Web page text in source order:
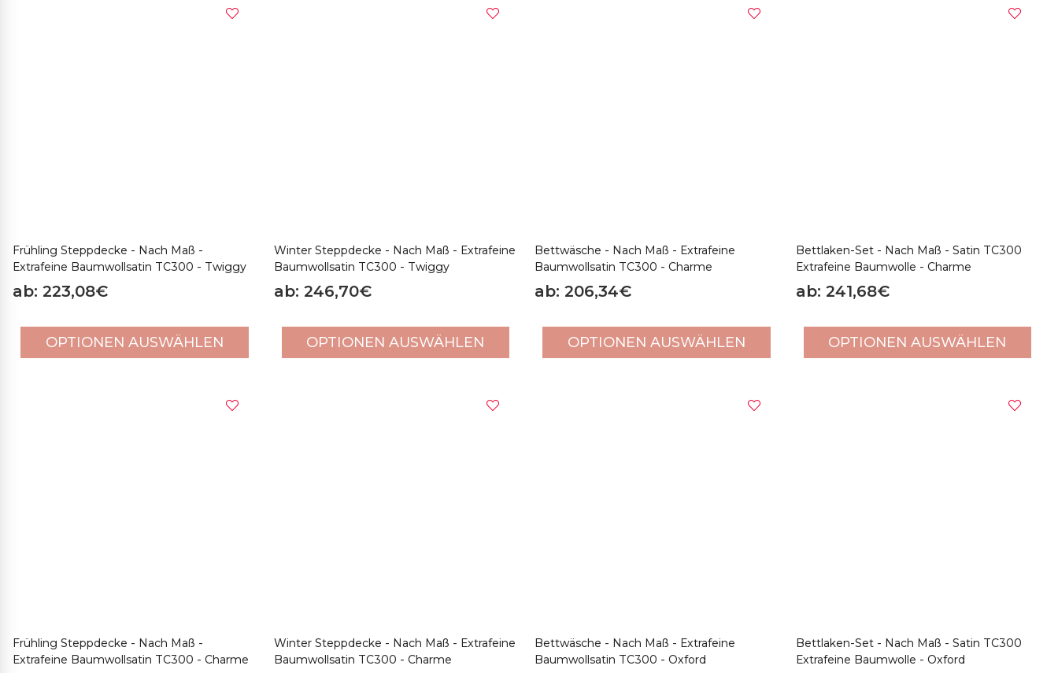
Frühling Steppdecke - Nach Maß -
Extrafeine Baumwollsatin TC300 - Twiggy
ab: 223,08€
OPTIONEN AUSWÄHLEN
Winter Steppdecke - Nach Maß - Extrafeine
Baumwollsatin TC300 - Twiggy
ab: 246,70€
OPTIONEN AUSWÄHLEN
Bettwäsche - Nach Maß - Extrafeine
Baumwollsatin TC300 - Charme
ab: 206,34€
OPTIONEN AUSWÄHLEN
Bettlaken-Set - Nach Maß - Satin TC300
Extrafeine Baumwolle - Charme
ab: 241,68€
OPTIONEN AUSWÄHLEN
Frühling Steppdecke - Nach Maß -
Extrafeine Baumwollsatin TC300 - Charme
Winter Steppdecke - Nach Maß - Extrafeine
Baumwollsatin TC300 - Charme
Bettwäsche - Nach Maß - Extrafeine
Baumwollsatin TC300 - Oxford
Bettlaken-Set - Nach Maß - Satin TC300
Extrafeine Baumwolle - Oxford